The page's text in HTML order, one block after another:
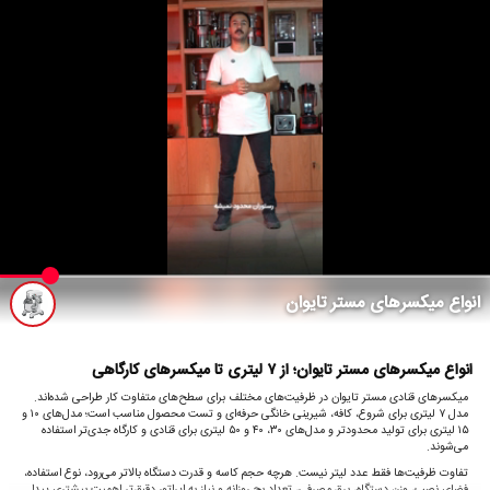
انواع میکسرهای مستر تایوان
انواع میکسرهای مستر تایوان؛ از ۷ لیتری تا میکسرهای کارگاهی
میکسرهای قنادی مستر تایوان در ظرفیت‌های مختلف برای سطح‌های متفاوت کار طراحی شده‌اند.
مدل ۷ لیتری برای شروع، کافه، شیرینی خانگی حرفه‌ای و تست محصول مناسب است؛ مدل‌های ۱۰ و
۱۵ لیتری برای تولید محدودتر و مدل‌های ۳۰، ۴۰ و ۵۰ لیتری برای قنادی و کارگاه جدی‌تر استفاده
می‌شوند.
تفاوت ظرفیت‌ها فقط عدد لیتر نیست. هرچه حجم کاسه و قدرت دستگاه بالاتر می‌رود، نوع استفاده،